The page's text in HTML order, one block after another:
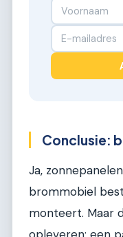
Conclusie:
Ja,
brommobiel
monteert. Maar